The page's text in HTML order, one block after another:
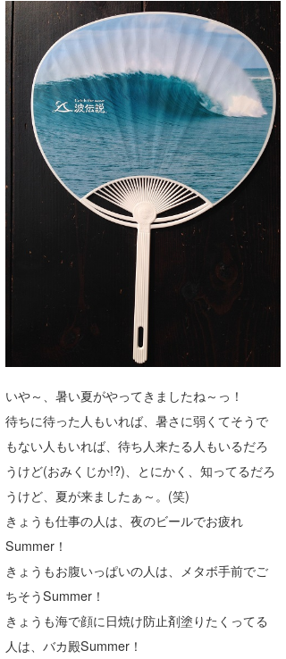
今月のプレゼント
いや～、暑い夏がやってきましたね～っ！
待ちに待った人もいれば、暑さに弱くてそうで
もない人もいれば、待ち人来たる人もいるだろ
うけど(おみくじか!?)、とにかく、知ってるだろ
うけど、夏が来ましたぁ～。(笑)
きょうも仕事の人は、夜のビールでお疲れ
Summer！
きょうもお腹いっぱいの人は、メタボ手前でご
ちそうSummer！
きょうも海で顔に日焼け防止剤塗りたくってる
人は、バカ殿Summer！
湘南
千葉北
伊豆
千葉南
大阪
お知らせ
その他
ルール＆How to
VOTE!
サーファーズ
ライター/寄稿メディア
Core Surf Japan
Naoya Kimoto
mitsuteru Kamio
Yasunari Inoue
Yoshiyuki Obata
arukasvision
DELTA FORCE SURF
メディア
SURFMEDIA
Colors MAGAZINE
WAVAL
波伝説アンバサダー/プロライダー
福島寿実子
中浦“JET”章
嵯峨明日香
進士剛光
波伝説スタッフ
☆加藤
+☆maki☆+
Aichan
波伝説